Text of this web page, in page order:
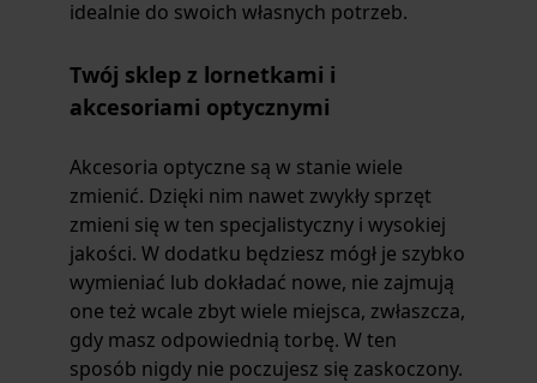
idealnie do swoich własnych potrzeb.
Twój sklep z lornetkami i
akcesoriami optycznymi
Akcesoria optyczne są w stanie wiele
zmienić. Dzięki nim nawet zwykły sprzęt
zmieni się w ten specjalistyczny i wysokiej
jakości. W dodatku będziesz mógł je szybko
wymieniać lub dokładać nowe, nie zajmują
one też wcale zbyt wiele miejsca, zwłaszcza,
gdy masz odpowiednią torbę. W ten
sposób nigdy nie poczujesz się zaskoczony.